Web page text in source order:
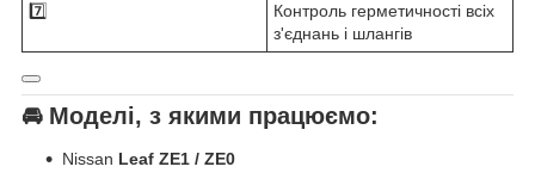
7️⃣
Контроль герметичності всіх
з'єднань і шлангів
🚘 Моделі, з якими працюємо:
Nissan Leaf ZE1 / ZE0